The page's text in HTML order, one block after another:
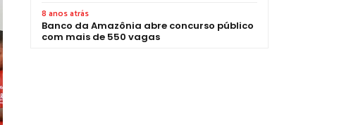
8 anos atrás
Banco da Amazônia abre concurso público
com mais de 550 vagas